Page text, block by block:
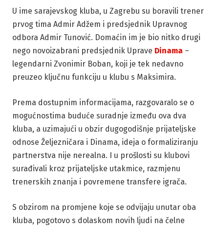
U ime sarajevskog kluba, u Zagrebu su boravili trener
prvog tima Admir Adžem i predsjednik Upravnog
odbora Admir Tunović. Domaćin im je bio nitko drugi
nego novoizabrani predsjednik Uprave Dinama –
legendarni Zvonimir Boban, koji je tek nedavno
preuzeo ključnu funkciju u klubu s Maksimira.
Prema dostupnim informacijama, razgovaralo se o
mogućnostima buduće suradnje između ova dva
kluba, a uzimajući u obzir dugogodišnje prijateljske
odnose Željezničara i Dinama, ideja o formaliziranju
partnerstva nije nerealna. I u prošlosti su klubovi
surađivali kroz prijateljske utakmice, razmjenu
trenerskih znanja i povremene transfere igrača.
S obzirom na promjene koje se odvijaju unutar oba
kluba, pogotovo s dolaskom novih ljudi na čelne